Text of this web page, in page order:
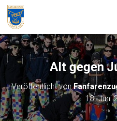
Alt gegen
Veröffentlicht von
18. Juni